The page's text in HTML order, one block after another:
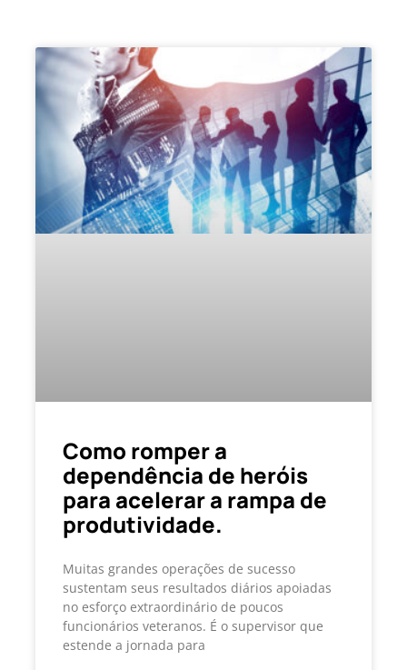
Como romper a
dependência de heróis
para acelerar a rampa de
produtividade.
Muitas grandes operações de sucesso
sustentam seus resultados diários apoiadas
no esforço extraordinário de poucos
funcionários veteranos. É o supervisor que
estende a jornada para